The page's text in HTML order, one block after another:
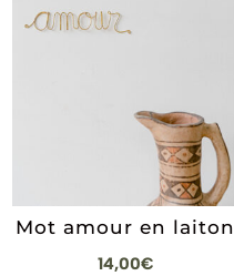
Mot amour en laiton
14,00€